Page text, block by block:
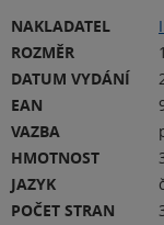
NAKLADATEL
ROZMĚR
DATUM VYDÁNÍ
EAN
VAZBA
HMOTNOST
JAZYK
POČET STRAN